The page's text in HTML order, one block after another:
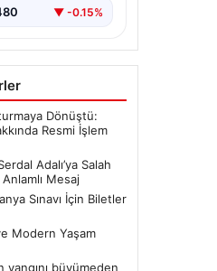
▼ -0.15%
Dönüştü:
Resmi İşlem
Adalı’ya Salah
Mesaj
Sınavı İçin Biletler
Modern Yaşam
yangını büyümeden